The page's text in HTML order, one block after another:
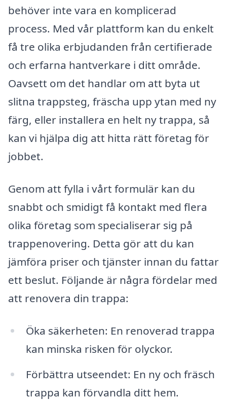
behöver inte vara en komplicerad
process. Med vår plattform kan du enkelt
få tre olika erbjudanden från certifierade
och erfarna hantverkare i ditt område.
Oavsett om det handlar om att byta ut
slitna trappsteg, fräscha upp ytan med ny
färg, eller installera en helt ny trappa, så
kan vi hjälpa dig att hitta rätt företag för
jobbet.
Genom att fylla i vårt formulär kan du
snabbt och smidigt få kontakt med flera
olika företag som specialiserar sig på
trappenovering. Detta gör att du kan
jämföra priser och tjänster innan du fattar
ett beslut. Följande är några fördelar med
att renovera din trappa:
Öka säkerheten: En renoverad trappa
kan minska risken för olyckor.
Förbättra utseendet: En ny och fräsch
trappa kan förvandla ditt hem.